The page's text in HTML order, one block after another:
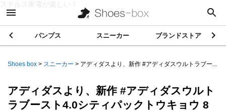
ステルス家電が楽しい！
パンプス スニーカー ブランドストア
Shoes box > スニーカー > アディダスより、新作 #アディダスウルトラブー...
アディダスより、新作 #アディダスウルト
ラブースト4.0シティパックトウキョウ 8